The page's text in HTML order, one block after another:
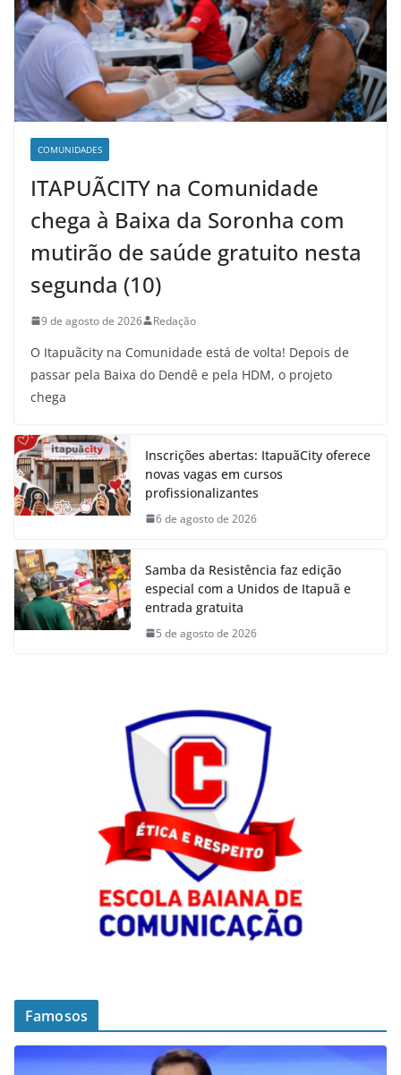
COMUNIDADES
ITAPUÃCITY na Comunidade
chega à Baixa da Soronha com
mutirão de saúde gratuito nesta
segunda (10)
9 de agosto de 2026 Redação
O Itapuãcity na Comunidade está de volta! Depois de
passar pela Baixa do Dendê e pela HDM, o projeto
chega
Inscrições abertas: ItapuãCity oferece
novas vagas em cursos
profissionalizantes
6 de agosto de 2026
Samba da Resistência faz edição
especial com a Unidos de Itapuã e
entrada gratuita
5 de agosto de 2026
Famosos